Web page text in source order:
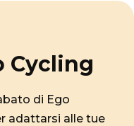
Cycling
di Ego
adattarsi alle tue